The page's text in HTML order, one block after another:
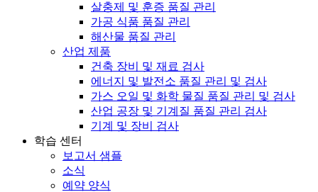
살충제 및 훈증 품질 관리
가공 식품 품질 관리
해산물 품질 관리
산업 제품
건축 장비 및 재료 검사
에너지 및 발전소 품질 관리 및 검사
가스 오일 및 화학 물질 품질 관리 및 검사
산업 공장 및 기계질 품질 관리 검사
기계 및 장비 검사
학습 센터
보고서 샘플
소식
예약 양식